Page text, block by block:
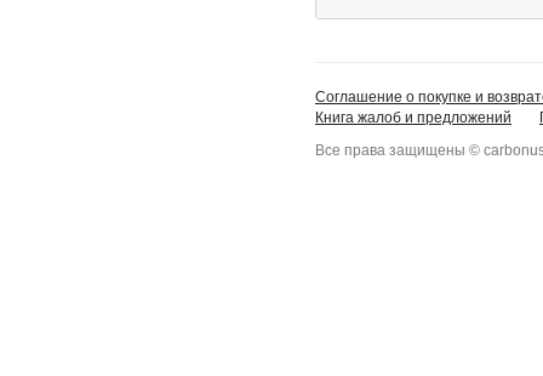
Соглашение о покупке и
Книга жалоб и предложений
Все права защищены ©